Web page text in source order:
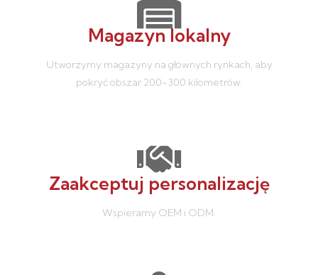
Magazyn lokalny
Utworzymy magazyny na głównych rynkach, aby
pokryć obszar 200-300 kilometrów.
Zaakceptuj personalizację
Wspieramy OEM i ODM.